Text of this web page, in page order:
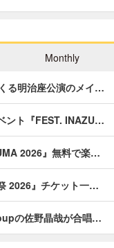
Monthly
る明治座公演のメイ…
ント『FEST. INAZU…
2026』無料で楽…
2026』チケット一…
の佐野晶哉が合唱…